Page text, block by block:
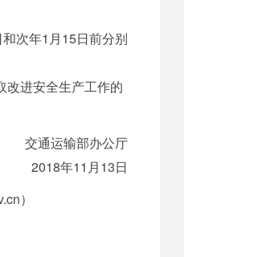
次年1月15日前分别
进安全生产工作的
交通运输部办公厅
2018年11月13日
）